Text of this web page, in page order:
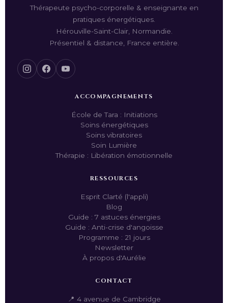
Thérapeute psycho-corporelle & enseignante en
pratiques énergétiques.
Hérouville-Saint-Clair, Normandie.
Présentiel & distance, France entière.
ACCOMPAGNEMENTS
École de Tara : Initiations
Soins énergétiques
Soins vibratoires
Soin Lumière
Thérapie : Libération émotionnelle
RESSOURCES
Esprit Clarté (l'appli)
Blog
Guide : 7 astuces énergies
Guide : Anti-crise d'angoisse
Programme : 21 jours
Newsletter
À propos d'Aurélie
CONTACT
📍 4 avenue de Cambridge